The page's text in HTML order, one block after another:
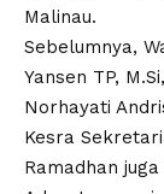
Malinau.
Sebelumnya,
Yansen TP,
Norhayati
Kesra
Ramadhan